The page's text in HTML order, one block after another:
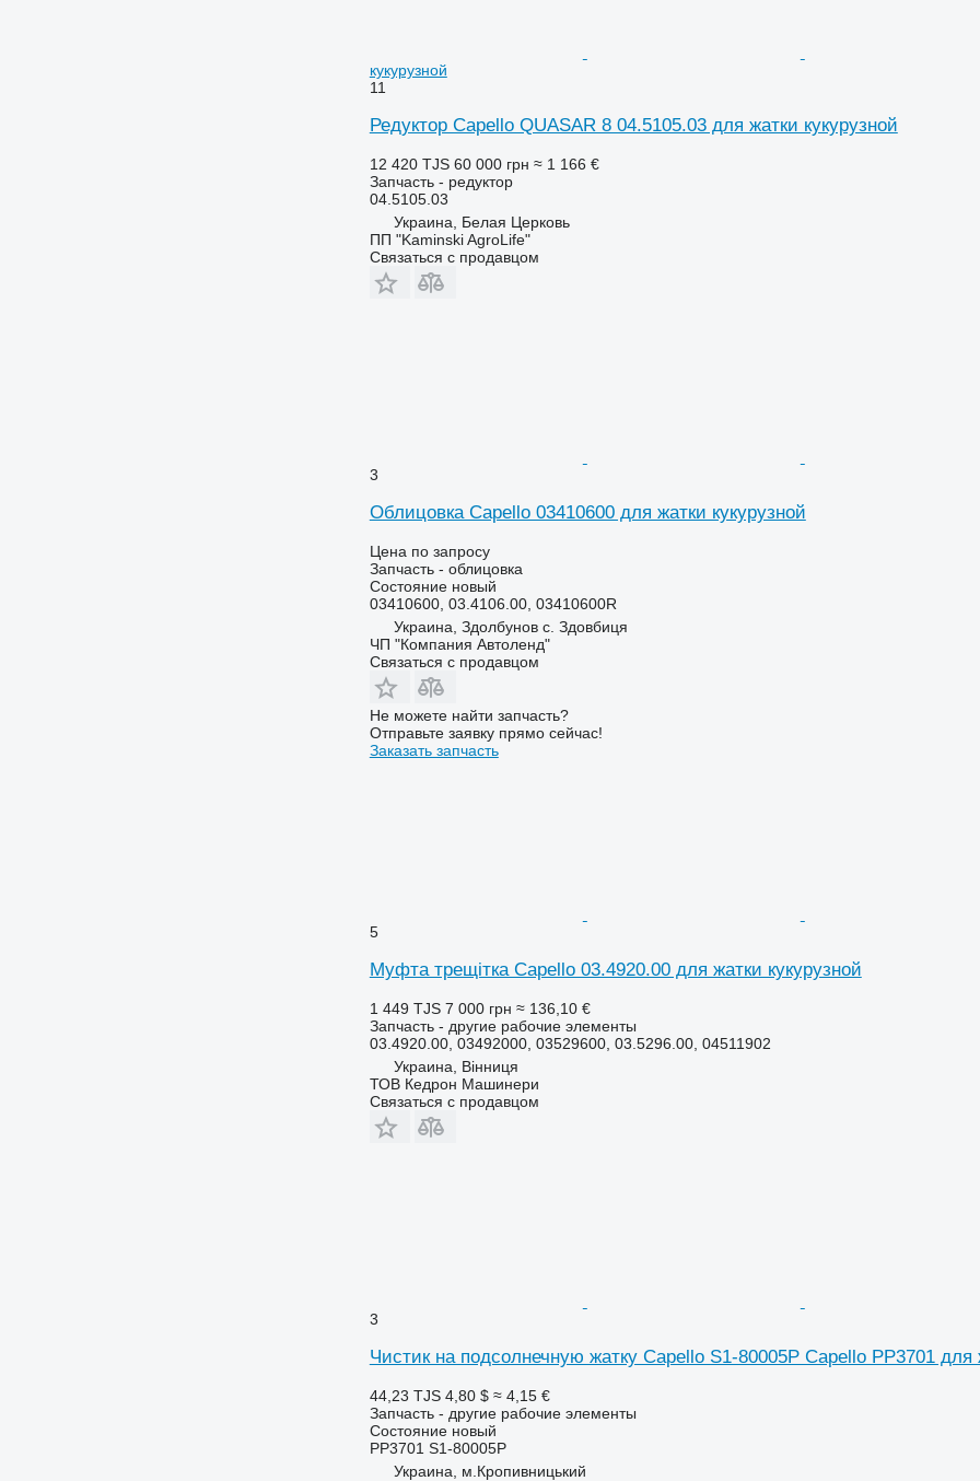
кукурузной
11
Редуктор Capello QUASAR 8 04.5105.03 для жатки кукурузной
12 420 TJS 60 000 грн ≈ 1 166 €
Запчасть - редуктор
04.5105.03
Украина, Белая Церковь
ПП "Kaminski AgroLife"
Связаться с продавцом
3
Облицовка Capello 03410600 для жатки кукурузной
Цена по запросу
Запчасть - облицовка
Состояниеновый
03410600, 03.4106.00, 03410600R
Украина, Здолбунов с. Здовбиця
ЧП "Компания Автоленд"
Связаться с продавцом
Не можете найти запчасть?
Отправьте заявку прямо сейчас!
Заказать запчасть
5
Муфта трещітка Capello 03.4920.00 для жатки кукурузной
1 449 TJS 7 000 грн ≈ 136,10 €
Запчасть - другие рабочие элементы
03.4920.00, 03492000, 03529600, 03.5296.00, 04511902
Украина, Вінниця
ТОВ Кедрон Машинери
Связаться с продавцом
3
Чистик на подсолнечную жатку Capello S1-80005P Capello PP3701 для
44,23 TJS 4,80 $ ≈ 4,15 €
Запчасть - другие рабочие элементы
Состояниеновый
PP3701 S1-80005P
Украина, м.Кропивницький